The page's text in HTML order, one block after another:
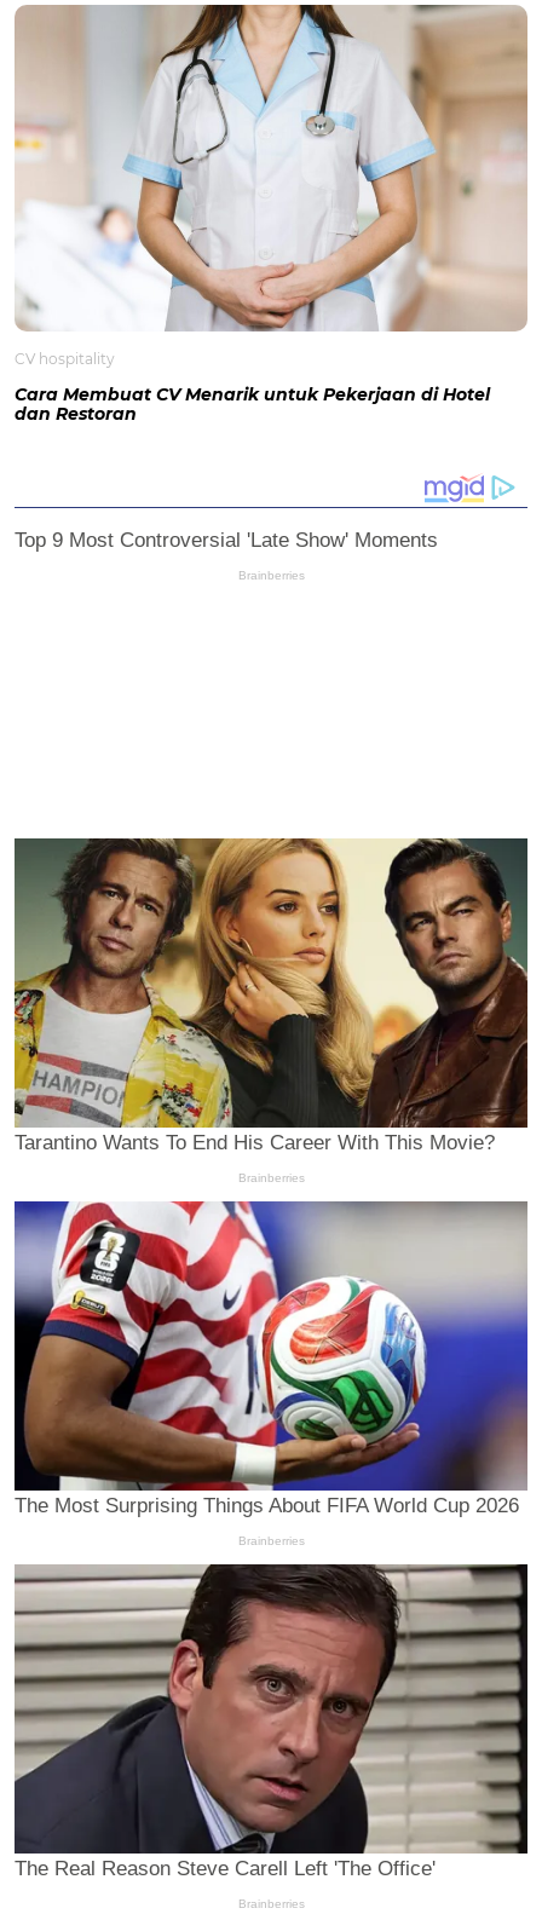
CV hospitality
Cara Membuat CV Menarik untuk Pekerjaan di Hotel
dan Restoran